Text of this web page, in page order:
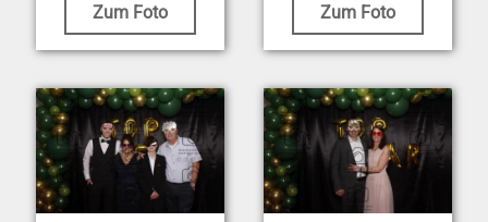
Zum Foto Zum Foto